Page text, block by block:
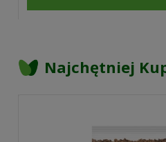
Najchętniej